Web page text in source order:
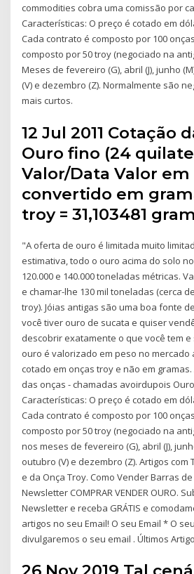
commodities cobra uma comissão por
Características: O preço é cotado em
Cada contrato é composto por 100
composto por 50 troy (negociado na
Meses de fevereiro (G), abril (J), junho
(V) e dezembro (Z). Normalmente são
mais curtos.
12 Jul 2011 Cotação
Ouro fino (24
Valor/Data Valor
convertido em
troy = 31,103481
"A oferta de ouro é limitada muito
estimativa, todo o ouro acima do solo
120.000 e 140.000 toneladas métricas.
e chamar-lhe 130 mil toneladas (cerca
troy). Jóias antigas são uma boa fonte
você tiver ouro de sucata e quiser
descobrir exatamente o que você tem
ouro é valorizado em peso no mercado
cotado em onças troy e não em
das onças - chamadas avoirdupois
Características: O preço é cotado em
Cada contrato é composto por 100
composto por 50 troy (negociado na
nos meses de fevereiro (G), abril (J),
outubro (V) e dezembro (Z). Artigos com
e da Onça Troy. Como Vender Barras
Newsletter COMPRAR VENDER OURO.
Newsletter e receba GRÁTIS e
artigos no seu Email! O seu Email * O
divulgaremos o seu email . Últimos